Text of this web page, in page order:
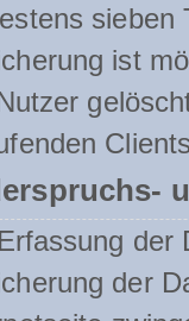
sieben
ist
der
der